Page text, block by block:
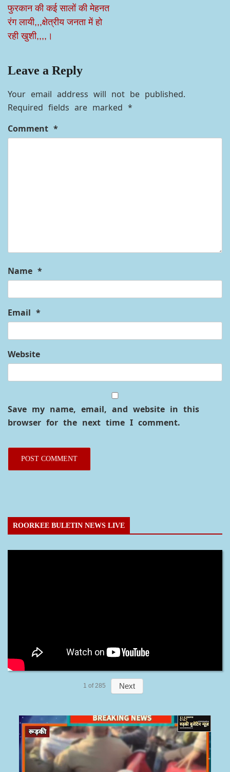
फुरकान की कई सालों की मेहनत
रंग लायी,,,क्षेत्रीय जनता में हो
रही खुशी,,,,।
Leave a Reply
Your email address will not be published.
Required fields are marked *
Comment *
Name *
Email *
Website
Save my name, email, and website in this
browser for the next time I comment.
ROORKEE BULETIN NEWS LIVE
1 of 285 Next